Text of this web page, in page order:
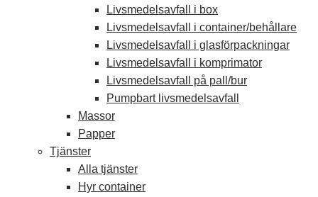
Livsmedelsavfall i box
Livsmedelsavfall i container/behållare
Livsmedelsavfall i glasförpackningar
Livsmedelsavfall i komprimator
Livsmedelsavfall på pall/bur
Pumpbart livsmedelsavfall
Massor
Papper
Tjänster
Alla tjänster
Hyr container